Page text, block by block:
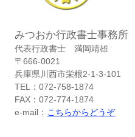
みつおか行政書士事務所
代表行政書士 満岡靖雄
〒666-0021
兵庫県川西市栄根2-1-3-101
TEL：072-758-1874
FAX：072-774-1874
e-mail： こちらからどうぞ